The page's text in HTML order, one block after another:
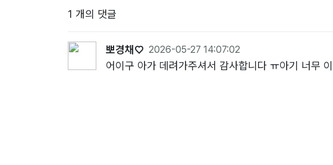
1 개의 댓글
뽀경채♡ 2026-05-27 14:07:02
어이구 아가 데려가주셔서 감사합니다 ㅠ아기 너무